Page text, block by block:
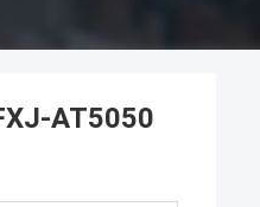
AT5050